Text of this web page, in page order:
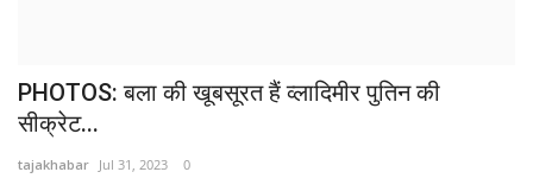
PHOTOS: बला की खूबसूरत हैं व्‍लाद‍िमीर पुत‍िन की
सीक्रेट...
tajakhabar Jul 31, 2023 0